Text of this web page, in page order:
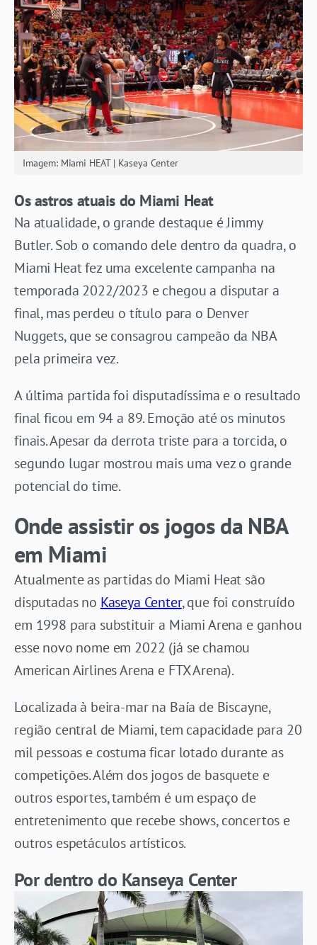
Imagem: Miami HEAT | Kaseya Center
Os astros atuais do Miami Heat
Na atualidade, o grande destaque é Jimmy
Butler. Sob o comando dele dentro da quadra, o
Miami Heat fez uma excelente campanha na
temporada 2022/2023 e chegou a disputar a
final, mas perdeu o título para o Denver
Nuggets, que se consagrou campeão da NBA
pela primeira vez.
A última partida foi disputadíssima e o resultado
final ficou em 94 a 89. Emoção até os minutos
finais. Apesar da derrota triste para a torcida, o
segundo lugar mostrou mais uma vez o grande
potencial do time.
Onde assistir os jogos da NBA
em Miami
Atualmente as partidas do Miami Heat são
disputadas no Kaseya Center, que foi construído
em 1998 para substituir a Miami Arena e ganhou
esse novo nome em 2022 (já se chamou
American Airlines Arena e FTX Arena).
Localizada à beira-mar na Baía de Biscayne,
região central de Miami, tem capacidade para 20
mil pessoas e costuma ficar lotado durante as
competições. Além dos jogos de basquete e
outros esportes, também é um espaço de
entretenimento que recebe shows, concertos e
outros espetáculos artísticos.
Por dentro do Kanseya Center